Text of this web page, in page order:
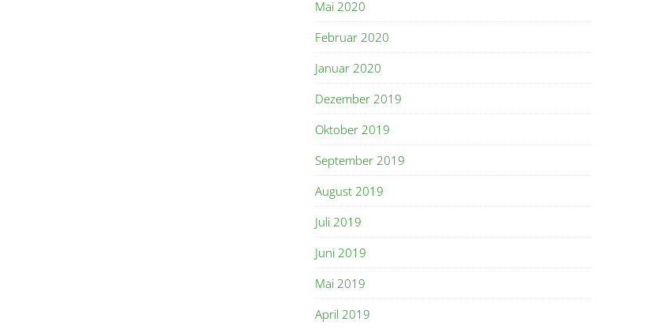
Mai 2020
Februar 2020
Januar 2020
Dezember 2019
Oktober 2019
September 2019
August 2019
Juli 2019
Juni 2019
Mai 2019
April 2019